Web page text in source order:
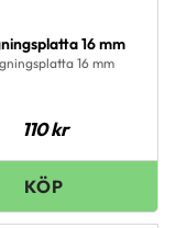
16 mm
16 mm
110kr